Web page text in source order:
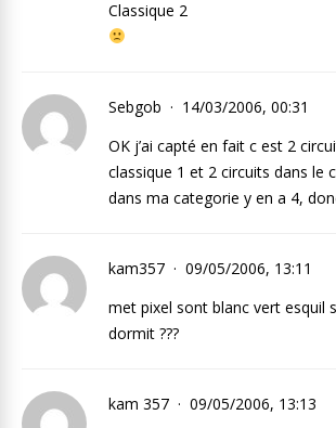
Classique 2
Sebgob
14/03/2006, 00:31
OK j’ai capté en fait c est 2
classique 1 et 2 circuits dans le
dans ma categorie y en a 4,
kam357
09/05/2006, 13:11
met pixel sont blanc vert esquil
dormit ???
kam 357
09/05/2006, 13:13